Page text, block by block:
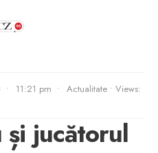
• 11:21 pm • Actualitate • Views:
jucătorul